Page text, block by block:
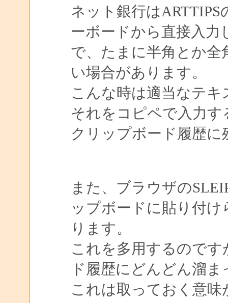
ネット銀行はARTTIPS
ーボードから直接入力
で、たまに半角とか
い場合があります。
こんな時は適当なテ
それをコピペで入力す
クリップボード履歴
また、ブラウザの
ップボードに貼り付
ります。
これを多用するのです
ド履歴にどんどん溜
これは取っておく意